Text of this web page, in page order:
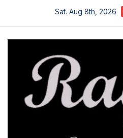
content
Sat. Aug 8th, 2026